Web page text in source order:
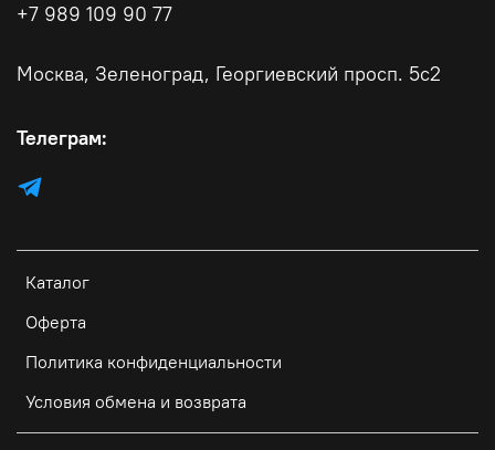
Каталог
Оферта
Политика конфиденциальности
Условия обмена и возврата
+7 989 109 90 77
Москва, Зеленоград, Георгиевский просп. 5с2
Телеграм: